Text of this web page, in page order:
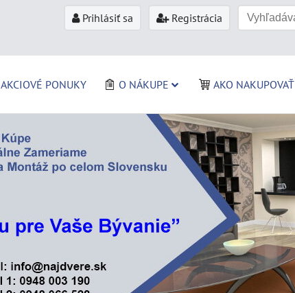
Prihlásiť sa Registrácia
AKCIOVÉ PONUKY O NÁKUPE AKO NAKUPOVAŤ